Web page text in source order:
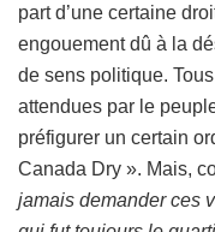
part d’une certaine
engouement dû à la
de sens politique.
attendues par le
préfigurer un certain
Canada Dry ». Mais,
jamais demander ces